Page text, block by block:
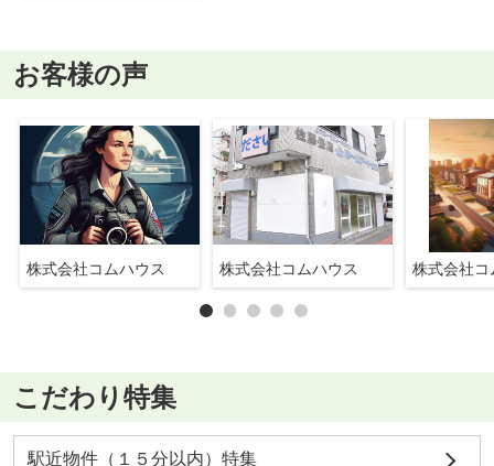
お客様の声
株式会社コムハウス 株式会社コムハウス 株式会社コ
こだわり特集
駅近物件（１５分以内）特集